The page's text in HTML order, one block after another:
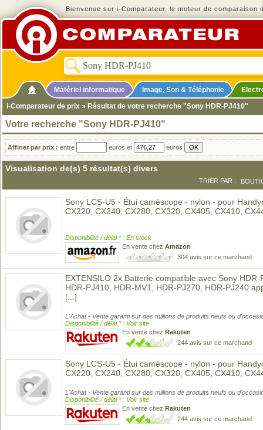
Bienvenue sur i-Comparateur, le moteur de comparaison
Matériel informatique Image, Son & Téléphonie
i-Comparateur de prix » Résultat de votre recherche "Sony HDR-PJ410"
Votre recherche "Sony HDR-PJ410"
Affiner par prix : entre euros et euros
Visualisation de(s) 5 résultat(s) divers
TRIER PAR :
Sony LCS-U5 - Étui caméscope - nylon - pour
CX220, CX240, CX280, CX320, CX405, CX410,
Disponibilité / délai * : En stock
En vente chez Amazon
304 avis sur ce marchand
EXTENSILO 2x Batterie compatible avec Sony
HDR-PJ410, HDR-MV1, HDR-PJ270, HDR-PJ240
[...]
L'Achat - Vente garanti sur des millions de produits neufs ou
Disponibilité / délai * : Voir site
En vente chez Rakuten
244 avis sur ce marchand
Sony LCS-U5 - Étui caméscope - nylon - pour
CX220, CX240, CX280, CX320, CX405, CX410,
L'Achat - Vente garanti sur des millions de produits neufs ou
Disponibilité / délai * : Voir site
En vente chez Rakuten
244 avis sur ce marchand